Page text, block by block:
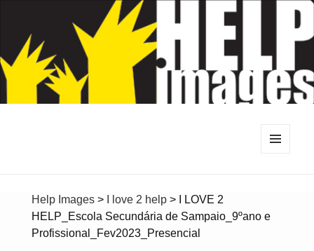
Help Images> I love 2 help>
I LOVE 2
HELP_Escola Secundária de Sampaio_9ºano e
Profissional_Fev2023_Presencial